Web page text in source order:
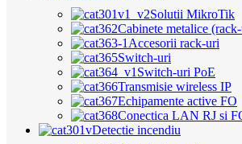
Solutii MikroTik
Cabinete metalice
Accesorii rack-uri
Switch-uri
Switch-uri PoE
Transmisie wireless IP
Echipamente active FO
Conectica LAN RJ si
Detectie incendiu